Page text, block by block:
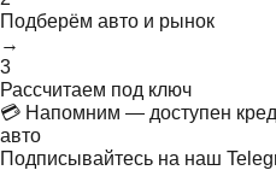
Подберём авто и рынок
→
3
Рассчитаем под ключ
💳 Напомним — доступен
авто
Подписывайтесь на наш